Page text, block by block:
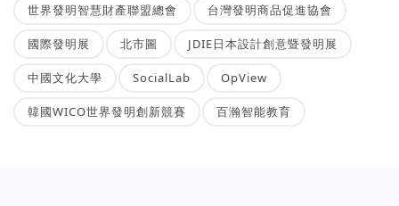
世界發明智慧財產聯盟總會 台灣發明商品促進協會
國際發明展 北市圖 JDIE日本設計創意暨發明展
中國文化大學 SocialLab OpView
韓國WICO世界發明創新競賽 百瀚智能教育